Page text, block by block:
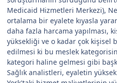
Medicaid Hizmetleri Merkezi),
ortalama bir eyalete kıyasla
daha fazla harcama yapılması,
yüksekliği ve o kadar çok kişisel
edilmesi ki bu meslek
kategori haline gelmesi gibi
Sağlık analistleri, eyaletin